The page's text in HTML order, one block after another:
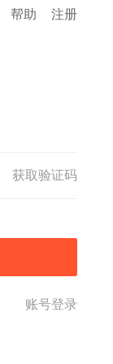
帮助 注册
获取验证码
账号登录